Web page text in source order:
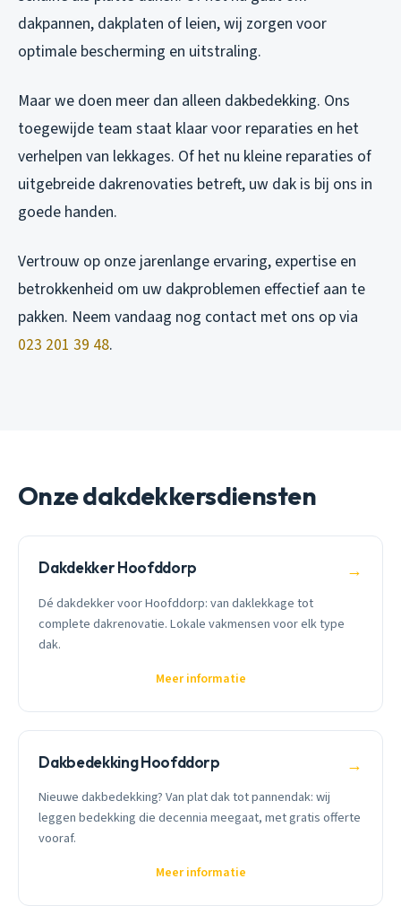
dakpannen, dakplaten of leien, wij zorgen voor
optimale bescherming en uitstraling.
Maar we doen meer dan alleen dakbedekking. Ons
toegewijde team staat klaar voor reparaties en het
verhelpen van lekkages. Of het nu kleine reparaties of
uitgebreide dakrenovaties betreft, uw dak is bij ons in
goede handen.
Vertrouw op onze jarenlange ervaring, expertise en
betrokkenheid om uw dakproblemen effectief aan te
pakken. Neem vandaag nog contact met ons op via
023 201 39 48.
Onze dakdekkersdiensten
Dakdekker Hoofddorp →
Dé dakdekker voor Hoofddorp: van daklekkage tot
complete dakrenovatie. Lokale vakmensen voor elk type
dak.
Meer informatie
Dakbedekking Hoofddorp →
Nieuwe dakbedekking? Van plat dak tot pannendak: wij
leggen bedekking die decennia meegaat, met gratis offerte
vooraf.
Meer informatie